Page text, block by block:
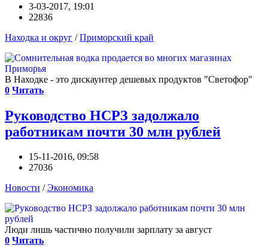
3-03-2017, 19:01
22836
Находка и округ /Приморский край
В Находке - это дискаунтер дешевых продуктов "Светофор"
0 Читать
Руководство НСРЗ задолжало
работникам почти 30 млн рублей
15-11-2016, 09:58
27036
Новости /Экономика
Люди лишь частично получили зарплату за август
0 Читать